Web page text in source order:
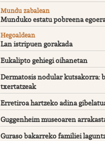
Mundu zabalean
Munduko estatu pobreena
Hegoaldean
Lan istripuen gorakada
Eukalipto gehiegi oihanetan
Dermatosis nodular kutsakorra:
txertatzeak
Erretiroa hartzeko adina
Guggenheim museoaren
Guraso bakarreko familiei